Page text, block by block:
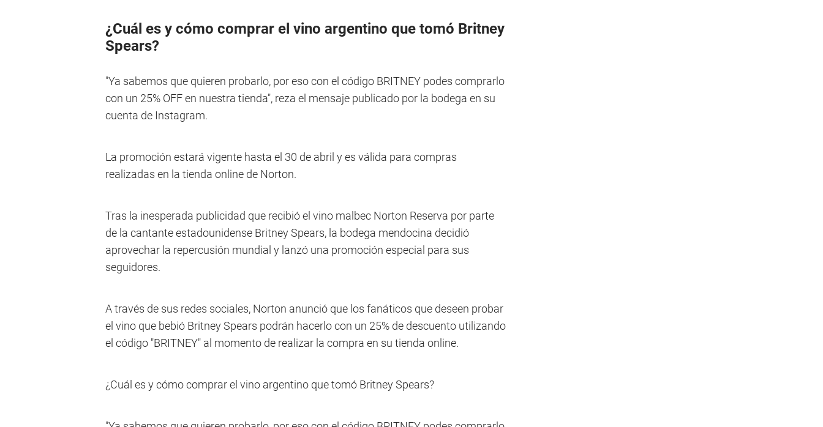
¿Cuál es y cómo comprar el vino argentino que tomó Britney
Spears?
"Ya sabemos que quieren probarlo, por eso con el código BRITNEY podes comprarlo
con un 25% OFF en nuestra tienda", reza el mensaje publicado por la bodega en su
cuenta de Instagram.
La promoción estará vigente hasta el 30 de abril y es válida para compras
realizadas en la tienda online de Norton.
Tras la inesperada publicidad que recibió el vino malbec Norton Reserva por parte
de la cantante estadounidense Britney Spears, la bodega mendocina decidió
aprovechar la repercusión mundial y lanzó una promoción especial para sus
seguidores.
A través de sus redes sociales, Norton anunció que los fanáticos que deseen probar
el vino que bebió Britney Spears podrán hacerlo con un 25% de descuento utilizando
el código "BRITNEY" al momento de realizar la compra en su tienda online.
¿Cuál es y cómo comprar el vino argentino que tomó Britney Spears?